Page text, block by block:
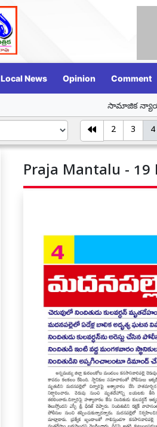
Local News Opinion Comment
సామాజిక న్యాయ తెలంగాణ కోసం
2 3 4
Praja Mantalu - 19